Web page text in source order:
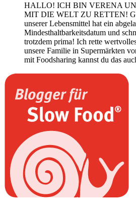
HALLO! ICH BIN VERENA
MIT DIE WELT ZU RETTEN!
unserer Lebensmittel hat ein
Mindesthaltbarkeitsdatum und
trotzdem prima! Ich rette
unsere Familie in Supermärkten
mit Foodsharing kannst du das